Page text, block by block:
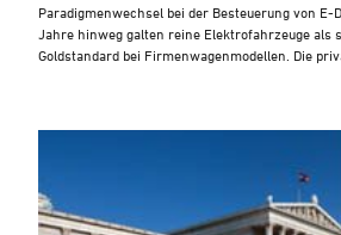
Steuern A-Z
Videoarchiv
Paradigmenwechsel bei der Besteuerung von E-
Jahre hinweg galten reine Elektrofahrzeuge als
Goldstandard bei Firmenwagenmodellen. Die